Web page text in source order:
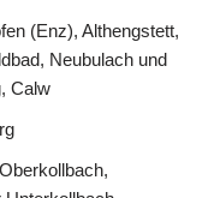
(Enz), Althengstett,
Neubulach und
Calw